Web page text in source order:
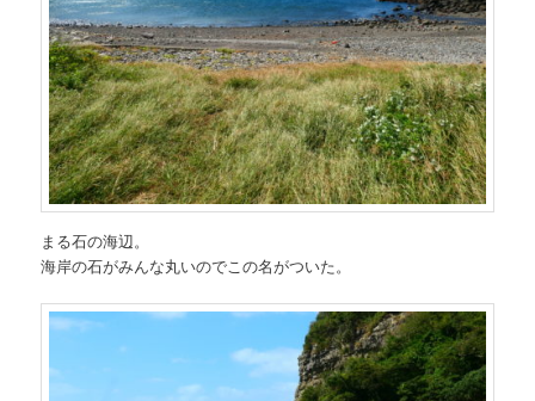
まる石の海辺。
海岸の石がみんな丸いのでこの名がついた。